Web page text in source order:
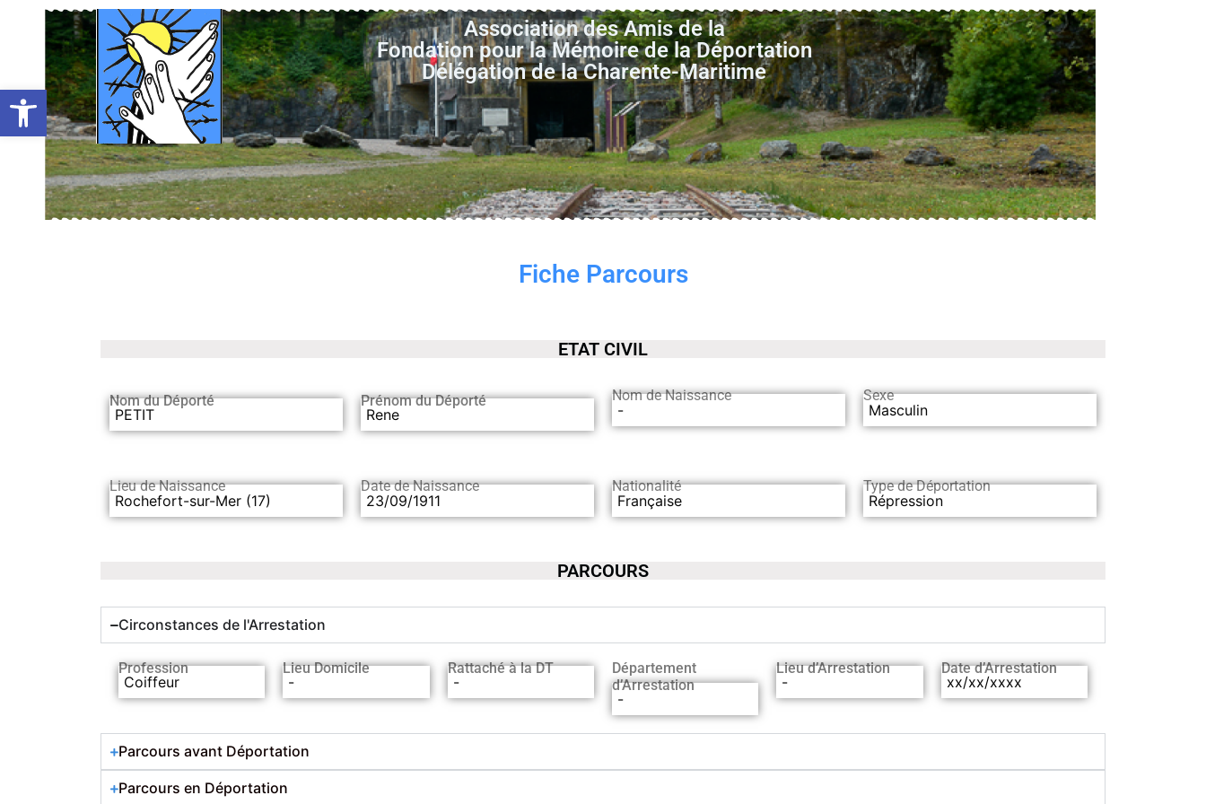
Ouvrir la barre d’outils
Association des Amis de la
Fondation pour la Mémoire de la Déportation
Délégation de la Charente-Maritime
Fiche Parcours
ETAT CIVIL
Nom du Déporté
PETIT
Prénom du Déporté
Rene
Nom de Naissance
-
Sexe
Masculin
Lieu de Naissance
Rochefort-sur-Mer (17)
Date de Naissance
23/09/1911
Nationalité
Française
Type de Déportation
Répression
PARCOURS
Circonstances de l'Arrestation
Profession
Coiffeur
Lieu Domicile
-
Rattaché à la DT
-
Département
d’Arrestation
-
Lieu d’Arrestation
-
Date d’Arrestation
xx/xx/xxxx
Parcours avant Déportation
Parcours en Déportation